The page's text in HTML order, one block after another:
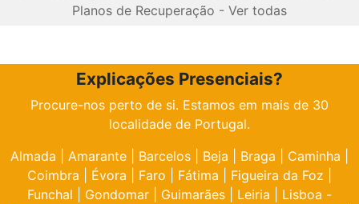
Planos de Recuperação - Ver todas
Explicações Presenciais?
Procure-nos perto de si. Estamos em mais de 30
localidade de Portugal.
Almada
Amarante Barcelos Beja Braga Caminha
Coimbra
Évora Faro Fátima Figueira da Foz
Funchal
Gondomar Guimarães Leiria
Lisboa -